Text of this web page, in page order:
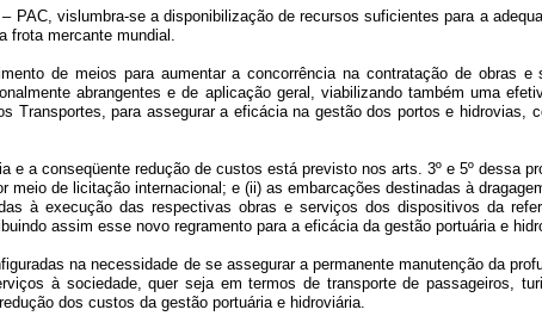
vislumbra-se a disponibilização de recursos suficientes para a
frota mercante mundial.
meios para aumentar a concorrência na contratação de obras e
abrangentes e de aplicação geral, viabilizando também uma
Transportes, para assegurar a eficácia na gestão dos portos e
a conseqüente redução de custos está previsto nos arts.3º e 5º dessa
de licitação internacional; e (ii) as embarcações destinadas à
à execução das respectivas obras e serviços dos dispositivos da
assim esse novo regramento para a eficácia da gestão portuária e
na necessidade de se assegurar a permanente manutenção da
à sociedade, quer seja em termos de transporte de passageiros,
dos custos da gestão portuária e hidroviária.